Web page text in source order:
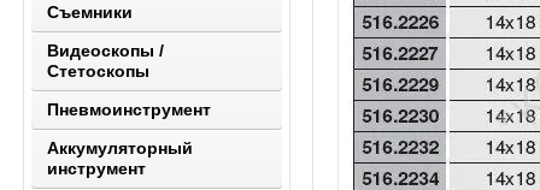
Съемники
Видеоскопы /
Стетоскопы
Пневмоинструмент
Аккумуляторный
инструмент